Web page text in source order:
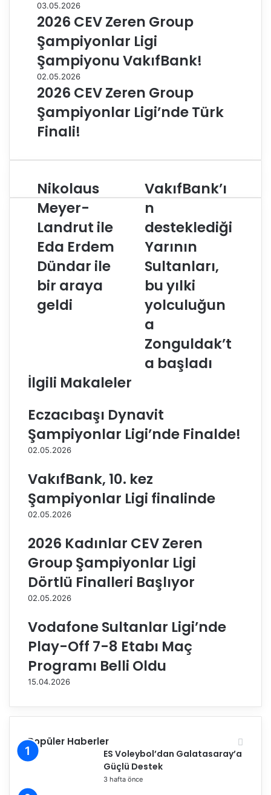
03.05.2026
2026 CEV Zeren Group
Şampiyonlar Ligi
Şampiyonu VakıfBank!
02.05.2026
2026 CEV Zeren Group
Şampiyonlar Ligi’nde Türk
Finali!
N
i
k
o
a
u
s
M
y
n
r
t
i
e
d
a
r
e
m
d
a
i
l
b
i
a
r
Nikolaus
Meyer-
Landrut ile
Eda Erdem
Dündar ile
bir araya
geldi
V
a
k
ı
B
a
n
k
ı
n
d
e
s
l
e
d
i
Y
a
n
n
S
a
n
a
,
b
ı
l
VakıfBank’ı
n
desteklediği
Yarının
Sultanları,
bu yılki
yolculuğun
a
Zonguldak’t
a başladı
İlgili Makaleler
Eczacıbaşı Dynavit
Şampiyonlar Ligi’nde Finalde!
02.05.2026
VakıfBank, 10. kez
Şampiyonlar Ligi finalinde
02.05.2026
2026 Kadınlar CEV Zeren
Group Şampiyonlar Ligi
Dörtlü Finalleri Başlıyor
02.05.2026
Vodafone Sultanlar Ligi’nde
Play-Off 7-8 Etabı Maç
Programı Belli Oldu
15.04.2026
Popüler Haberler
ES Voleybol’dan Galatasaray’a
Güçlü Destek
3 hafta önce